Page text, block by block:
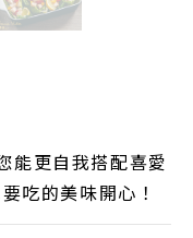
能更自我搭配喜愛
吃的美味開心！